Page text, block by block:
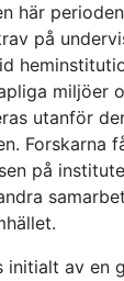
här
på
miljöer
utanför
Forskarna
på
initialt av en